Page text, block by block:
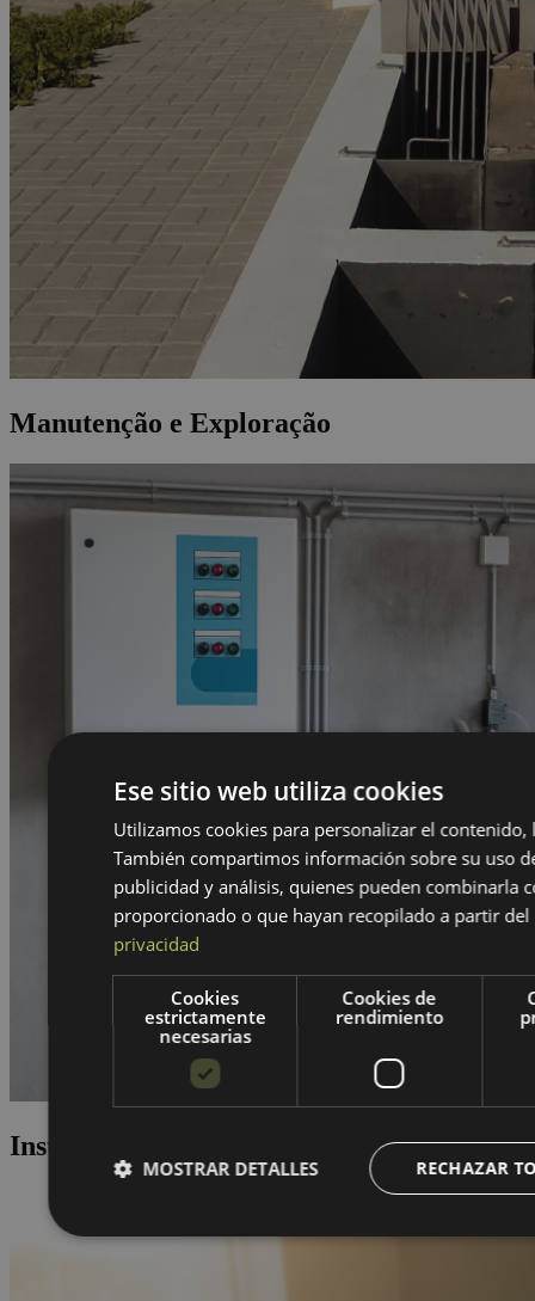
Manutenção e Exploração
Instalação
Ese sitio web utiliza cookies
Utilizamos cookies para personalizar el
También compartimos información sobre su uso
publicidad y análisis, quienes pueden combinarla
proporcionado o que hayan recopilado a partir
privacidad
Cookies
estrictamente
necesarias
Cookies de
rendimiento
RECHAZAR
MOSTRAR DETALLES